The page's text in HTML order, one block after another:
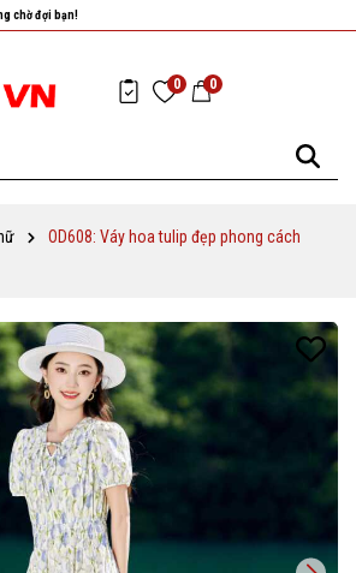
sản phẩm ưng ý nhất!
0 0
OD608: Váy hoa tulip đẹp phong cách